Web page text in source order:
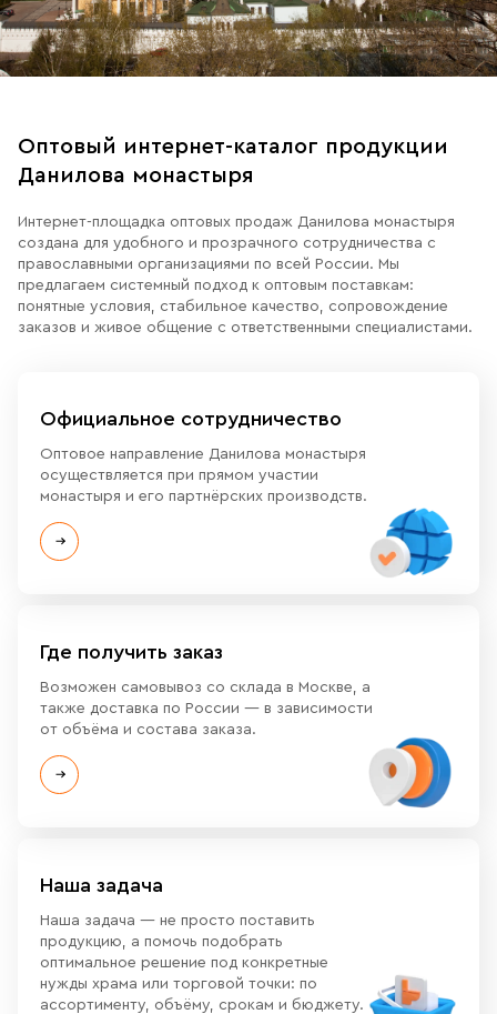
Оптовый интернет-каталог продукции
Данилова монастыря
Интернет-площадка оптовых продаж Данилова монастыря
создана для удобного и прозрачного сотрудничества с
православными организациями по всей России. Мы
предлагаем системный подход к оптовым поставкам:
понятные условия, стабильное качество, сопровождение
заказов и живое общение с ответственными специалистами.
Официальное сотрудничество
Оптовое направление Данилова монастыря
осуществляется при прямом участии
монастыря и его партнёрских производств.
Где получить заказ
Возможен самовывоз со склада в Москве, а
также доставка по России — в зависимости
от объёма и состава заказа.
Наша задача
Наша задача — не просто поставить
продукцию, а помочь подобрать
оптимальное решение под конкретные
нужды храма или торговой точки: по
ассортименту, объёму, срокам и бюджету.